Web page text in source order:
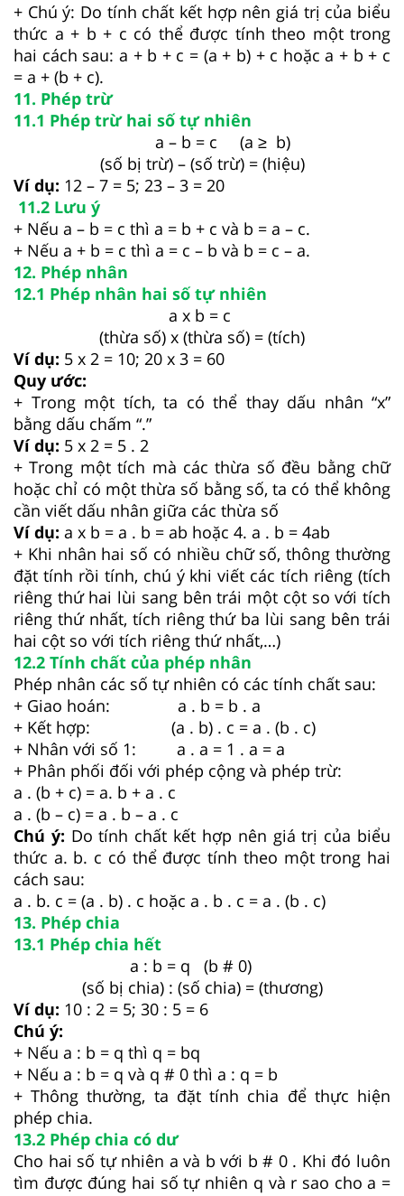
+ Chú ý: Do tính chất kết hợp nên giá trị của biểu
thức a + b + c có thể được tính theo một trong
hai cách sau: a + b + c = (a + b) + c hoặc a + b + c
= a + (b + c).
11. Phép trừ
11.1 Phép trừ hai số tự nhiên
a – b = c (a ≥ b)
(số bị trừ) – (số trừ) = (hiệu)
Ví dụ: 12 – 7 = 5; 23 – 3 = 20
11.2 Lưu ý
+ Nếu a – b = c thì a = b + c và b = a – c.
+ Nếu a + b = c thì a = c – b và b = c – a.
12. Phép nhân
12.1 Phép nhân hai số tự nhiên
a x b = c
(thừa số) x (thừa số) = (tích)
Ví dụ: 5 x 2 = 10; 20 x 3 = 60
Quy ước:
+ Trong một tích, ta có thể thay dấu nhân “x”
bằng dấu chấm “.”
Ví dụ: 5 x 2 = 5 . 2
+ Trong một tích mà các thừa số đều bằng chữ
hoặc chỉ có một thừa số bằng số, ta có thể không
cần viết dấu nhân giữa các thừa số
Ví dụ: a x b = a . b = ab hoặc 4. a . b = 4ab
+ Khi nhân hai số có nhiều chữ số, thông thường
đặt tính rồi tính, chú ý khi viết các tích riêng (tích
riêng thứ hai lùi sang bên trái một cột so với tích
riêng thứ nhất, tích riêng thứ ba lùi sang bên trái
hai cột so với tích riêng thứ nhất,…)
12.2 Tính chất của phép nhân
Phép nhân các số tự nhiên có các tính chất sau:
+ Giao hoán: a . b = b . a
+ Kết hợp: (a . b) . c = a . (b . c)
+ Nhân với số 1: a . a = 1 . a = a
+ Phân phối đối với phép cộng và phép trừ:
a . (b + c) = a. b + a . c
a . (b – c) = a . b – a . c
Chú ý: Do tính chất kết hợp nên giá trị của biểu
thức a. b. c có thể được tính theo một trong hai
cách sau:
a . b. c = (a . b) . c hoặc a . b . c = a . (b . c)
13. Phép chia
13.1 Phép chia hết
a : b = q (b # 0)
(số bị chia) : (số chia) = (thương)
Ví dụ: 10 : 2 = 5; 30 : 5 = 6
Chú ý:
+ Nếu a : b = q thì q = bq
+ Nếu a : b = q và q # 0 thì a : q = b
+ Thông thường, ta đặt tính chia để thực hiện
phép chia.
13.2 Phép chia có dư
Cho hai số tự nhiên a và b với b # 0 . Khi đó luôn
tìm được đúng hai số tự nhiên q và r sao cho a =